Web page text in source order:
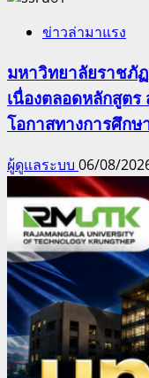
ข่าวล่ามาแรง
มหาวิทยาลัยราชภั
เนื่องตลอดหลักสูต
โอกาสทางการศึกษ
ผู้ดูแลระบบ 06/08/